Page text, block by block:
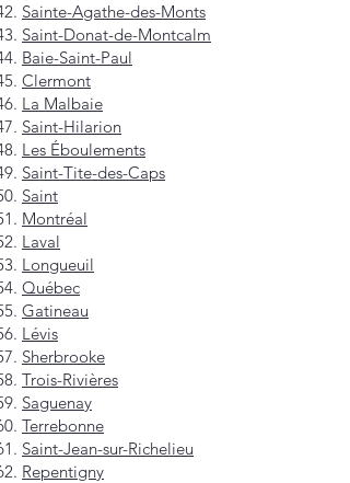
Sainte-Agathe-des-Monts
Saint-Donat-de-Montcalm
Baie-Saint-Paul
Clermont
La Malbaie
Saint-Hilarion
Les Éboulements
Saint-Tite-des-Caps
Saint
Montréal
Laval
Longueuil
Québec
Gatineau
Lévis
Sherbrooke
Trois-Rivières
Saguenay
Terrebonne
Saint-Jean-sur-Richelieu
Repentigny